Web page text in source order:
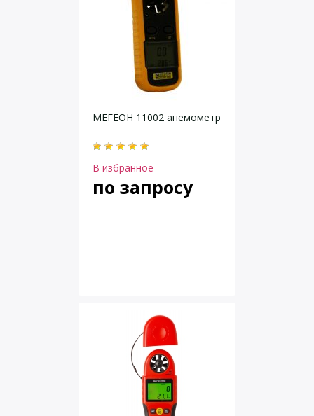
МЕГЕОН 11002 анемометр
В избранное
по запросу